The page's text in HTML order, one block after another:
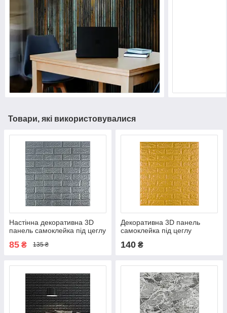
Товари, які використовувалися
Настінна декоративна 3D
панель самоклейка під цеглу
Самоклеюча панель Сіра
85 ₴ 135 ₴
Декоративна 3D панель
самоклейка під цеглу
7)
140 ₴